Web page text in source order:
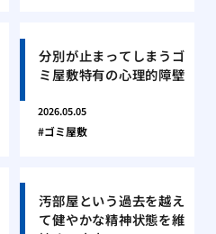
分別が止まってしまうゴ
ミ屋敷特有の心理的障壁
2026.05.05
ゴミ屋敷
汚部屋という過去を越え
て健やかな精神状態を維